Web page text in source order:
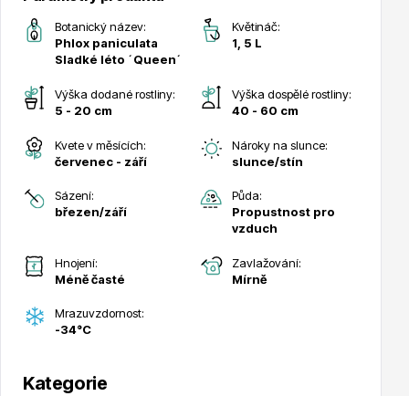
Drobná ovoce
Substráty, hnojiva, kůra
Botanický název:
Phlox paniculata
Sladké léto ´Queen´
Květináč:
1, 5 L
Výška dodané rostliny:
5 - 20 cm
Výška dospělé rostliny:
40 - 60 cm
Kvete v měsících:
červenec - září
Nároky na slunce:
slunce/stín
Sázení:
březen/září
Půda:
Propustnost pro
vzduch
Hnojení:
Méně časté
Zavlažování:
Mírně
Mrazuvzdornost:
-34°C
Kategorie